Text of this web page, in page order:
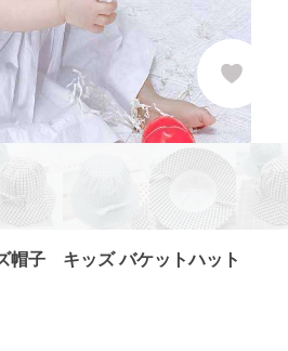
帽子 キッズ バケットハット